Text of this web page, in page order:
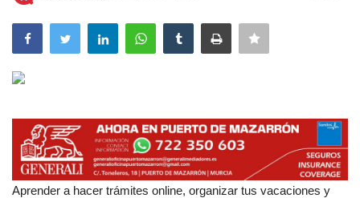
Entrevistas
Mapa de Mazarrón
Vídeos
Aprender a hacer trámites online, organizar tus vacaciones y